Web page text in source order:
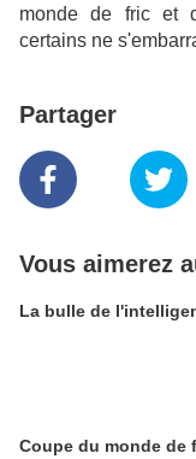
monde de fric et
certains ne
Partager
Vous aimerez
La bulle de
Coupe du monde